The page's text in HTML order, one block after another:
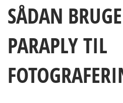
SÅDAN
PARAPLY TIL